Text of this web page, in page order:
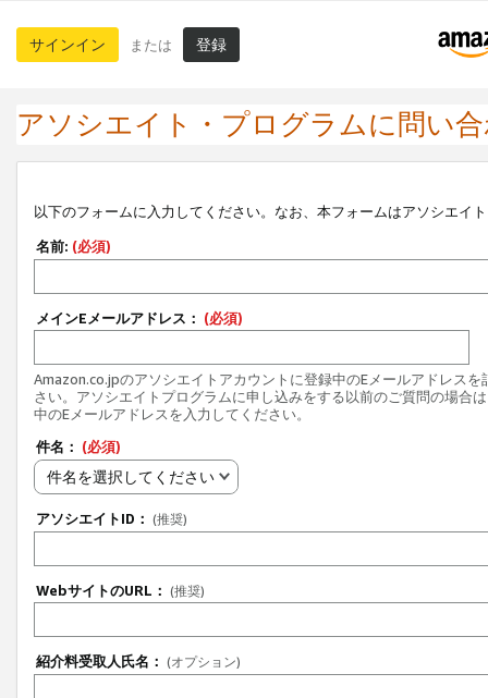
サインイン または 登録
アソシエイト・プログラムに問い
以下のフォームに入力してください。なお、本フォームはアソシエイ
名前: (必須)
メインEメールアドレス： (必須)
Amazon.co.jpのアソシエイトアカウントに登録中のEメールアドレスを
さい。アソシエイトプログラムに申し込みをする以前のご質問の場合
中のEメールアドレスを入力してください。
件名： (必須)
件名を選択してください
アソシエイトID： (推奨)
WebサイトのURL： (推奨)
紹介料受取人氏名： (オプション)